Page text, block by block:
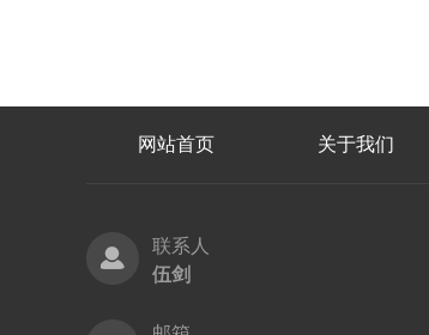
网站首页 关于我们
联系人
伍剑